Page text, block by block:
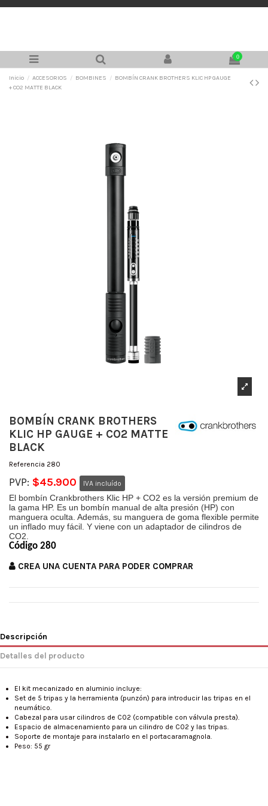
0
Inicio ACCESORIOS BOMBINES
BOMBÍN CRANK BROTHERS KLIC HP GAUGE
+ CO2 MATTE BLACK
BOMBÍN CRANK BROTHERS
KLIC HP GAUGE + CO2 MATTE
BLACK
Referencia 280
PVP: $45.900 IVA incluído
El bombín Crankbrothers Klic HP + CO2 es la versión premium de
la gama HP. Es un bombín manual de alta presión (HP) con
manguera oculta. Además, su manguera de goma flexible permite
un inflado muy fácil. Y viene con un adaptador de cilindros de
CO2.
Código 280
CREA UNA CUENTA PARA PODER COMPRAR
Descripción
Detalles del producto
El kit mecanizado en aluminio incluye:
Set de 5 tripas y la herramienta (punzón) para introducir las tripas en el
neumático.
Cabezal para usar cilindros de C02 (compatible con válvula presta).
Espacio de almacenamiento para un cilindro de C02 y las tripas.
Soporte de montaje para instalarlo en el portacaramagnola.
Peso: 55 gr